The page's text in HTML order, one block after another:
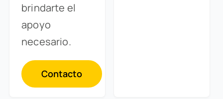
brindarte el
apoyo
necesario.
Contacto